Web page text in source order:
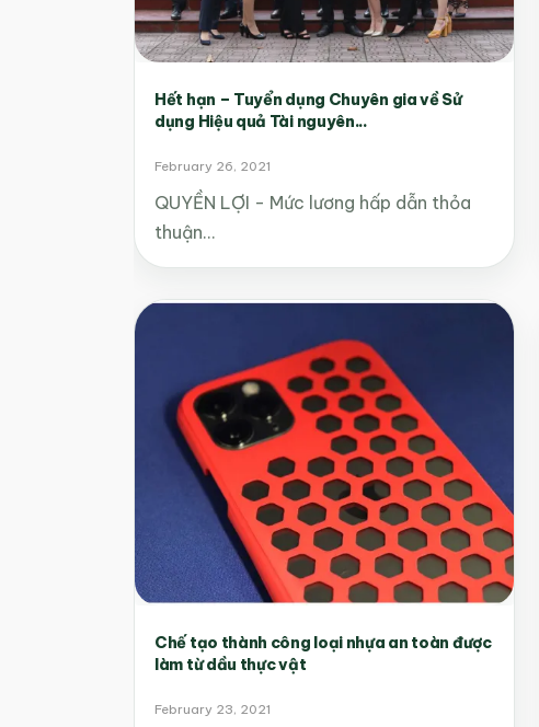
Hết hạn – Tuyển dụng Chuyên gia về Sử
dụng Hiệu quả Tài nguyên...
February 26, 2021
QUYỀN LỢI - Mức lương hấp dẫn thỏa
thuận…
Chế tạo thành công loại nhựa an toàn được
làm từ dầu thực vật
February 23, 2021